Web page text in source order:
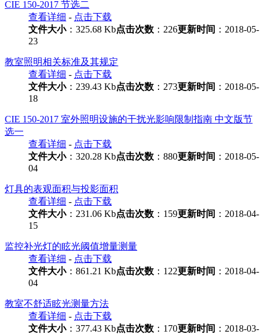
CIE 150-2017 节选二
查看详细 - 点击下载
文件大小：325.68 Kb点击次数 ：226更新时间 ：2018-05-
23
教室照明相关标准及其规定
查看详细 - 点击下载
文件大小：239.43 Kb点击次数 ：273更新时间 ：2018-05-
18
CIE 150-2017 室外照明设施的干扰光影响限制指南 中文版节
选一
查看详细 - 点击下载
文件大小：320.28 Kb点击次数 ：880更新时间 ：2018-05-
04
灯具的表观面积与投影面积
查看详细 - 点击下载
文件大小：231.06 Kb点击次数 ：159更新时间 ：2018-04-
15
监控补光灯的眩光阈值增量测量
查看详细 - 点击下载
文件大小：861.21 Kb点击次数 ：122更新时间 ：2018-04-
04
教室不舒适眩光测量方法
查看详细 - 点击下载
文件大小：377.43 Kb点击次数 ：170更新时间 ：2018-03-